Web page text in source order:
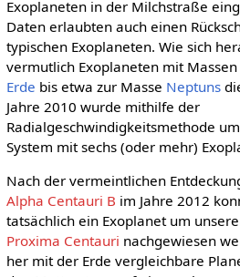
Exoplaneten in der Milchstraße
Daten erlaubten auch einen
typischen Exoplaneten. Wie sich
vermutlich Exoplaneten mit
Erde bis etwa zur Masse Neptuns
Jahre 2010 wurde mithilfe der
Radialgeschwindigkeitsmethode um
System mit sechs (oder mehr)
Nach der vermeintlichen
Alpha Centauri B im Jahre 2012
tatsächlich ein Exoplanet um
Proxima Centauri nachgewiesen
her mit der Erde vergleichbare